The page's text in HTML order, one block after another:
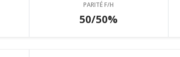
PARITÉ F/H
50/50%